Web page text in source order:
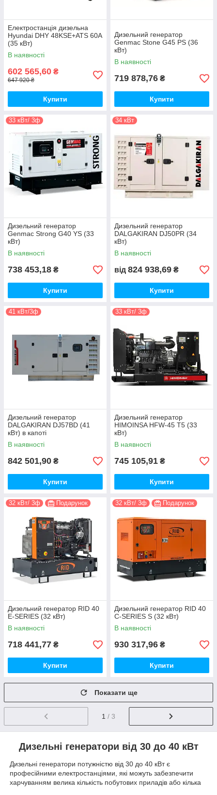
Електростанція дизельна
Hyundai DHY 48KSE+ATS 60A
(35 кВт)
В наявності
602 565,60 ₴
647 920 ₴
Купити
Дизельний генератор
Genmac Stone G45 PS (36
кВт)
В наявності
719 878,76 ₴
Купити
33 кВт/ 3ф
Дизельний генератор
Genmac Strong G40 YS (33
кВт)
В наявності
738 453,18 ₴
Купити
34 кВт
Дизельний генератор
DALGAKIRAN DJ50PR (34
кВт)
В наявності
від 824 938,69 ₴
Купити
41 кВт/3ф
Дизельний генератор
DALGAKIRAN DJ57BD (41
кВт) в капоті
В наявності
842 501,90 ₴
Купити
33 кВт/ 3ф
Дизельний генератор
HIMOINSA HFW-45 T5 (33
кВт)
В наявності
745 105,91 ₴
Купити
32 кВт/ 3ф Подарунок
Дизельний генератор RID 40
E-SERIES (32 кВт)
В наявності
718 441,77 ₴
Купити
32 кВт/ 3ф Подарунок
Дизельний генератор RID 40
C-SERIES S (32 кВт)
В наявності
930 317,96 ₴
Купити
Показати ще
1 / 3
Дизельні генератори від 30 до 40 кВт
Дизельні генератори потужністю від 30 до 40 кВт є
професійними електростанціями, які можуть забезпечити
харчуванням велика кількість побутових приладів або кілька